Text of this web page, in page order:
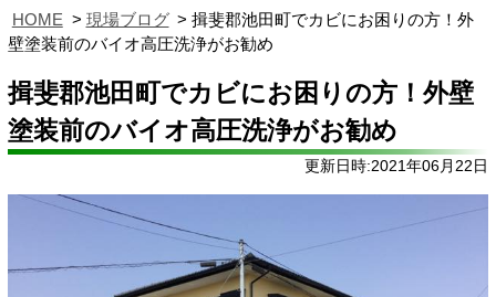
HOME 現場ブログ
揖斐郡池田町でカビにお困りの方！外
壁塗装前のバイオ高圧洗浄がお勧め
揖斐郡池田町でカビにお困りの方！外壁
塗装前のバイオ高圧洗浄がお勧め
更新日時:2021年06月22日